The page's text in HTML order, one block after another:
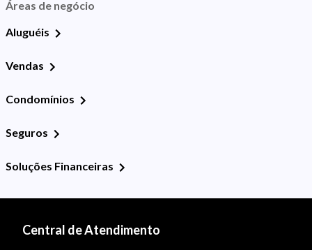
Áreas de negócio
Aluguéis
Vendas
Condomínios
Seguros
Soluções Financeiras
Central de Atendimento